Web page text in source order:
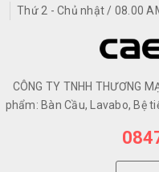
Thứ 2 - Chủ nhật / 08.00
CÔNG TY TNHH THƯƠNG
phẩm: Bàn Cầu, Lavabo, Bệ